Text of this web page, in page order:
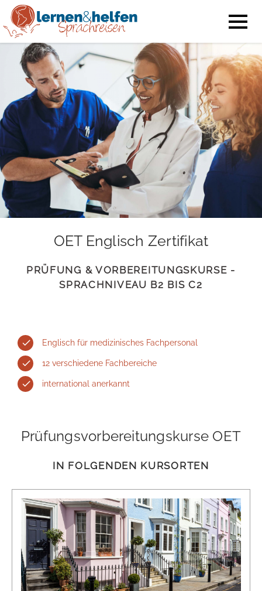
OET Englisch Zertifikat
PRÜFUNG & VORBEREITUNGSKURSE -
SPRACHNIVEAU B2 BIS C2
Englisch für medizinisches Fachpersonal
12 verschiedene Fachbereiche
international anerkannt
Prüfungsvorbereitungskurse OET
IN FOLGENDEN KURSORTEN